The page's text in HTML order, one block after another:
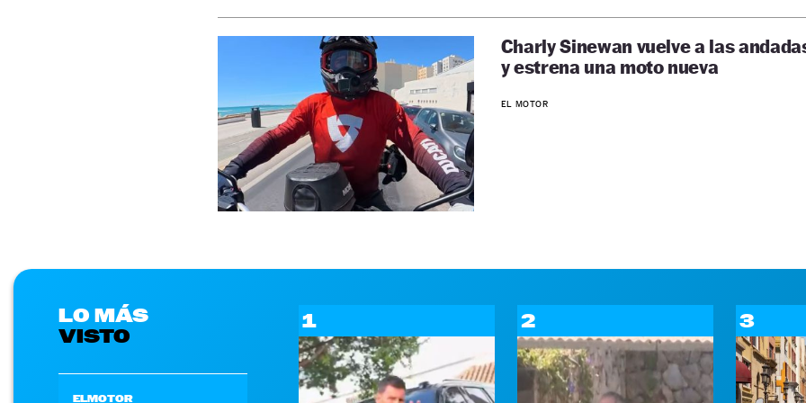
Charly Sinewan vuelve a las
y estrena una moto nueva
EL MOTOR
LO MÁS
VISTO
ELMOTOR
1 2 3